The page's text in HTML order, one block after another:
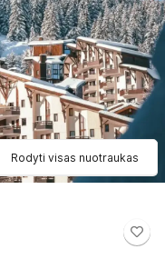
Rodyti visas nuotraukas